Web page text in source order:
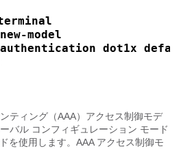
model
dot1x
ティング（AAA）アクセス制御モデ
バル コンフィギュレーション モード
を使用します。AAA アクセス制御モ